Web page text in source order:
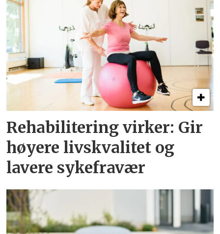
Rehabilitering virker: Gir
høyere livskvalitet og
lavere sykefravær